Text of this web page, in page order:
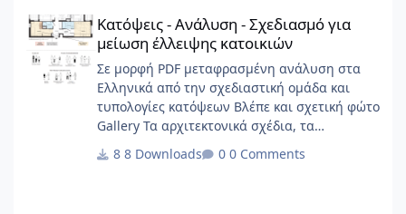
Κατόψεις - Ανάλυση - Σχεδιασμό για μείωση έλλειψης
Κατόψεις - Ανάλυση - Σχεδιασμό για
μείωση έλλειψης κατοικιών
Σε μορφή PDF μεταφρασμένη ανάλυση στα
Ελληνικά από την σχεδιαστική ομάδα και
τυπολογίες κατόψεων Βλέπε και σχετική φώτο
Gallery Τα αρχιτεκτονικά σχέδια, τα
διαγράμματα, το γραφικό υλικό, το
ερευνητικό περιεχόμενο και οι αρχές
8 Downloads 0 Comments